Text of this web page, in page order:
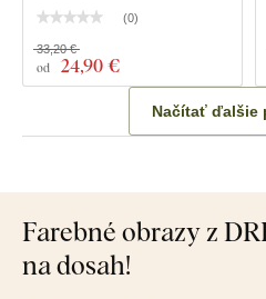
(0)
od 24,90 €
33,20 €
Načítať ďalšie
Farebné obrazy z
na dosah!